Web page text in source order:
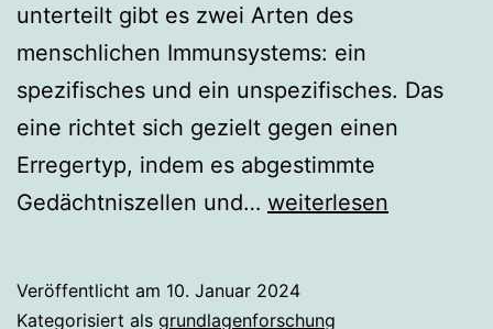
unterteilt gibt es zwei Arten des
menschlichen Immunsystems: ein
spezifisches und ein unspezifisches. Das
eine richtet sich gezielt gegen einen
Erregertyp, indem es abgestimmte
Gedächtniszellen und… Epigenetische
trainierten
weiterlesen
Veröffentlicht am 10. Januar 2024
Kategorisiert als grundlagenforschung